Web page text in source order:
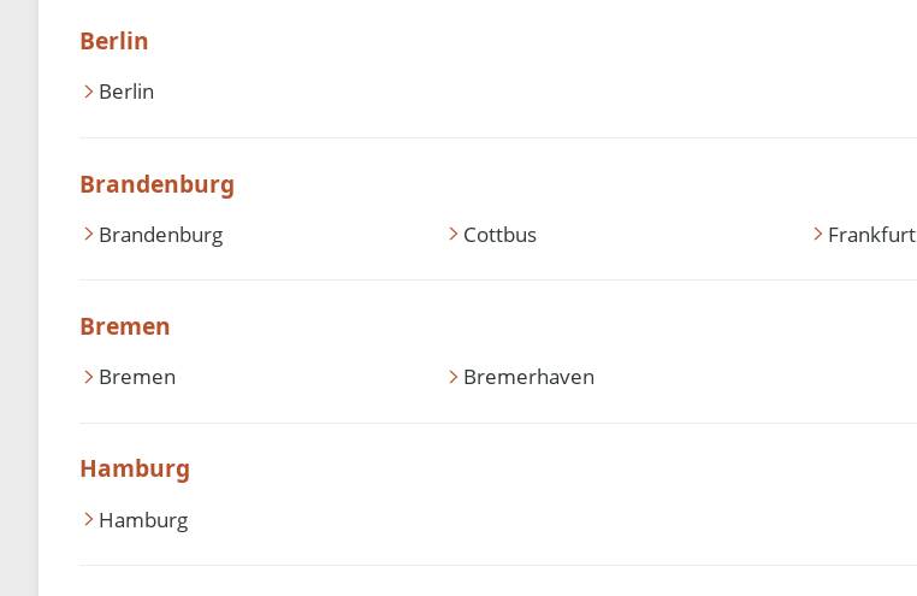
Berlin
Berlin
Brandenburg
Brandenburg Cottbus Frankfurt
Bremen
Bremen Bremerhaven
Hamburg
Hamburg